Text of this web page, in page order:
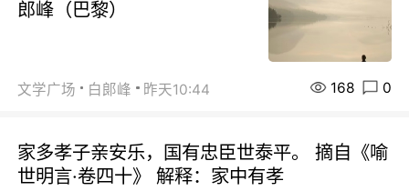
郎峰（巴黎）
文学广场 白郞峰 昨天10:44 168 0
家多孝子亲安乐，国有忠臣世泰平。 摘自《喻
世明言·卷四十》 解释：家中有孝